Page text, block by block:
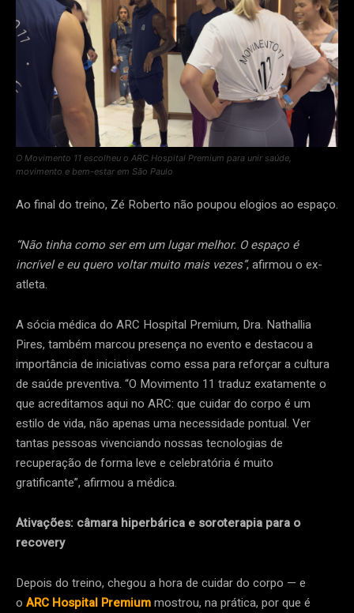
O Movimento 11 escolheu o ARC Hospital Premium para unir saúde,
movimento e bem-estar em São Paulo
Ao final do treino, Zé Roberto não poupou elogios ao espaço.
“Não tinha como ser em um lugar melhor. O espaço é
incrível e eu quero voltar muito mais vezes”, afirmou o ex-
atleta.
A sócia médica do ARC Hospital Premium, Dra. Nathallia
Pires, também marcou presença no evento e destacou a
importância de iniciativas como essa para reforçar a cultura
de saúde preventiva. “O Movimento 11 traduz exatamente o
que acreditamos aqui no ARC: que cuidar do corpo é um
estilo de vida, não apenas uma necessidade pontual. Ver
tantas pessoas vivenciando nossas tecnologias de
recuperação de forma leve e celebratória é muito
gratificante”, afirmou a médica.
Ativações: câmara hiperbárica e soroterapia para o
recovery
Depois do treino, chegou a hora de cuidar do corpo — e
o ARC Hospital Premiummostrou, na prática, por que é